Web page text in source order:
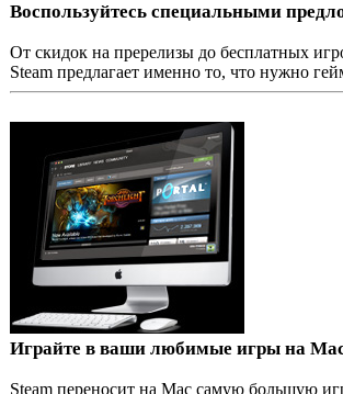
Воспользуйтесь специальными
От скидок на пререлизы до бесплатных
Steam предлагает именно то, что нужно
Играйте в ваши любимые игры на
Steam переносит на Mac самую большую